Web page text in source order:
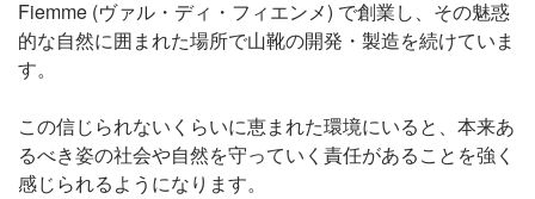
Fiemme (ヴァル・ディ・フィエンメ) で創業し、その魅惑
的な自然に囲まれた場所で山靴の開発・製造を続けていま
す。
この信じられないくらいに恵まれた環境にいると、本来あ
るべき姿の社会や自然を守っていく責任があることを強く
感じられるようになります。